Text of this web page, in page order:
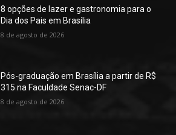
8 opções de lazer e gastronomia para o
Dia dos Pais em Brasília
8 de agosto de 2026
Pós-graduação em Brasília a partir de R$
315 na Faculdade Senac-DF
8 de agosto de 2026